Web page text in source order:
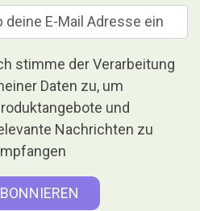
stimme der Verarbeitung
Daten zu, um
und
Nachrichten zu